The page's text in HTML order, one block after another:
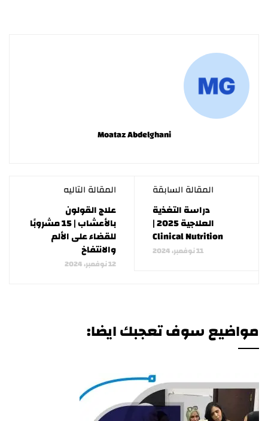
Moataz Abdelghani
المقالة السابقة
دراسة التغذية
العلاجية 2025 |
Clinical Nutrition
11 نوفمبر، 2024
المقالة التاليه
علاج القولون
بالأعشاب | 15 مشروبًا
للقضاء على الألم
والانتفاخ
12 نوفمبر، 2024
مواضيع سوف تعجبك ايضا: